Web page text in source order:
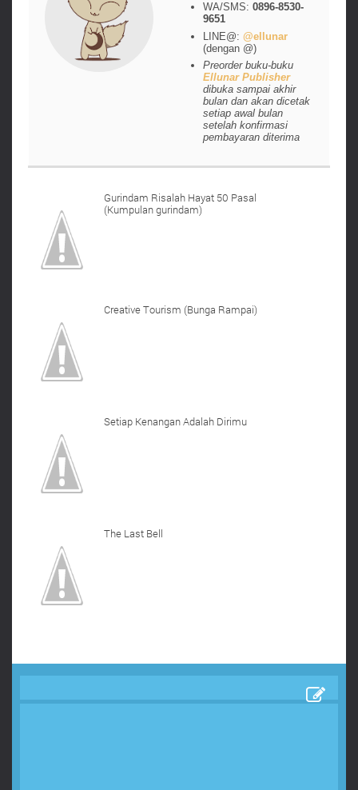
WA/SMS:0896-8530-
9651
LINE@:@ellunar
(dengan @)
Preorder buku-buku
Ellunar Publisher
dibuka sampai akhir
bulan dan akan dicetak
setiap awal bulan
setelah konfirmasi
pembayaran diterima
Gurindam Risalah Hayat 50 Pasal
(Kumpulan gurindam)
Creative Tourism (Bunga Rampai)
Setiap Kenangan Adalah Dirimu
The Last Bell